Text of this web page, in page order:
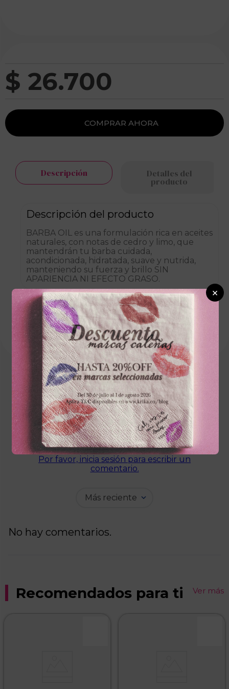
$ 26.700
Descripción Detalles del
producto
Descripción del producto
BARBA OIL es una formulación rica en aceites
naturales, con notas de cedro y limo, que
mantendrán tu barba cuidada,
acondicionada, hidratada, suave y nutrida,
manteniendo su fuerza y brillo SIN
APARIENCIA NI EFECTO GRASO.
☆☆☆☆☆
0 Calificación promedio (0 comentarios)
Por favor, inicia sesión para escribir un
comentario.
Más reciente
No hay comentarios.
Recomendados para ti Ver más
×